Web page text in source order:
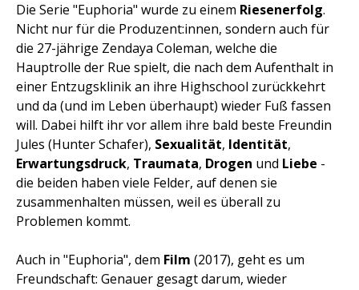
Die Serie "Euphoria" wurde zu einem Riesenerfolg.
Nicht nur für die Produzent:innen, sondern auch für
die 27-jährige Zendaya Coleman, welche die
Hauptrolle der Rue spielt, die nach dem Aufenthalt in
einer Entzugsklinik an ihre Highschool zurückkehrt
und da (und im Leben überhaupt) wieder Fuß fassen
will. Dabei hilft ihr vor allem ihre bald beste Freundin
Jules (Hunter Schafer), Sexualität, Identität,
Erwartungsdruck, Traumata, Drogen und Liebe -
die beiden haben viele Felder, auf denen sie
zusammenhalten müssen, weil es überall zu
Problemen kommt.
Auch in "Euphoria", dem Film (2017), geht es um
Freundschaft: Genauer gesagt darum, wieder